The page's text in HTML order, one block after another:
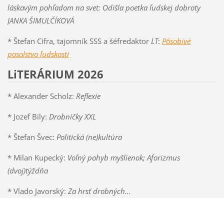
láskavým pohľadom na svet: Odišla poetka ľudskej dobroty
JANKA ŠIMULČÍKOVÁ
* Štefan Cifra, tajomník SSS a šéfredaktor LT: Pôsobivé
posolstvo ľudskosti
LiTERÁRIUM 2026
* Alexander Scholz: Reflexie
* Jozef Bily: Drobničky XXL
* Štefan Švec: Politická (ne)kultúra
* Milan Kupecký: Voľný pohyb myšlienok; Aforizmus
(dvoj)týždňa
* Vlado Javorský: Za hrsť drobných...